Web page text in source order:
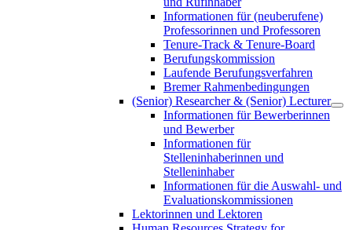
Informationen für (neuberufene)
Professorinnen und Professoren
Tenure-Track & Tenure-Board
Berufungskommission
Laufende Berufungsverfahren
Bremer Rahmenbedingungen
(Senior) Researcher & (Senior) Lecturer
Informationen für Bewerberinnen
und Bewerber
Informationen für
Stelleninhaberinnen und
Stelleninhaber
Informationen für die Auswahl- und
Evaluationskommissionen
Lektorinnen und Lektoren